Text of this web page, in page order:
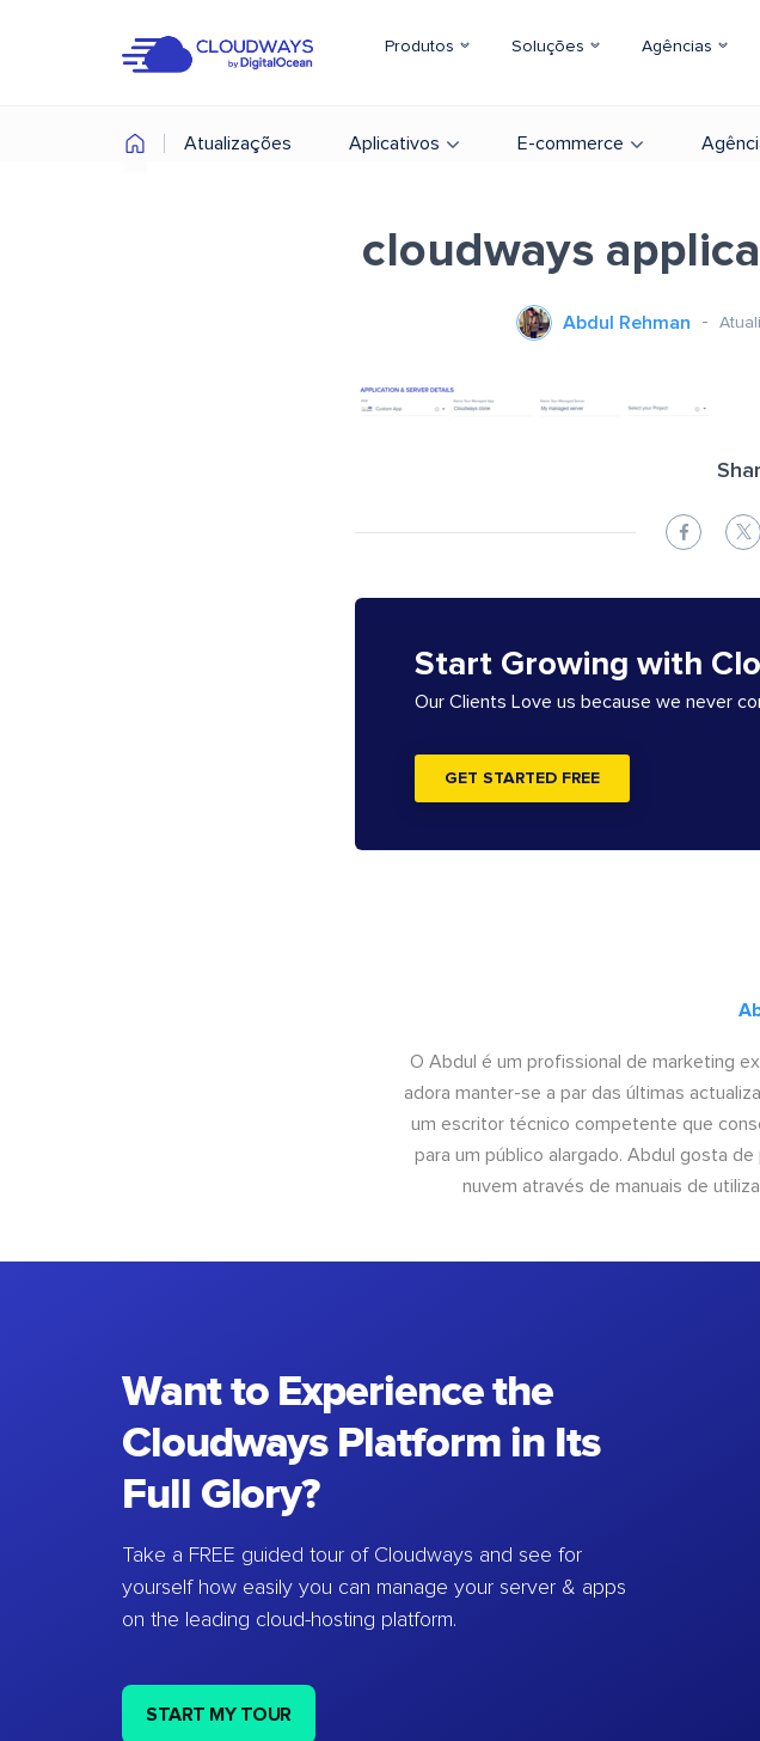
Produtos Soluções Agências
Atualizações Aplicativos E-commerce
cloudways
Abdul Rehman
Start Growing with
Our Clients Love us because we never
GET STARTED FREE
O Abdul é um profissional de marketing
adora manter-se a par das últimas
um escritor técnico competente que
para um público alargado. Abdul gosta
nuvem através de manuais de
Want to Experience the
Cloudways Platform in Its
Full Glory?
Take a FREE guided tour of Cloudways and see for
yourself how easily you can manage your server & apps
on the leading cloud-hosting platform.
START MY TOUR